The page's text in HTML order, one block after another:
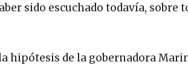
sido escuchado todavía,
hipótesis de la gobernadora